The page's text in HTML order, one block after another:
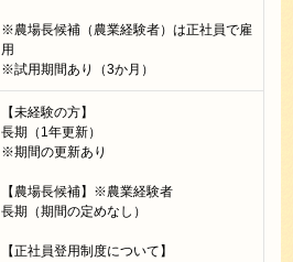
※農場長候補（農業経験者）は正社員で雇
用
※試用期間あり（3か月）
【未経験の方】
長期（1年更新）
※期間の更新あり
【農場長候補】※農業経験者
長期（期間の定めなし）
【正社員登用制度について】